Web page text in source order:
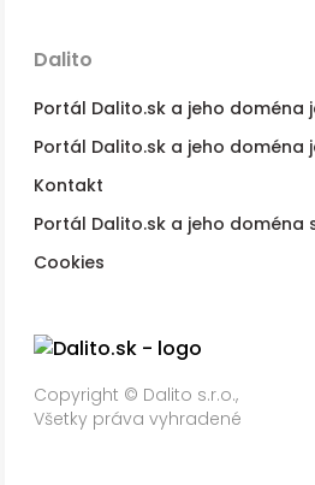
Copyright © Dalito s.r.o.,
Všetky práva vyhradené
Dalito
Portál Dalito.sk a jeho doména
Portál Dalito.sk a jeho doména
Kontakt
Portál Dalito.sk a jeho doména
Cookies